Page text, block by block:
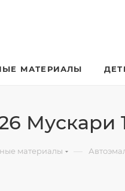
МАТЕРИАЛЫ
Мускари
материалы —